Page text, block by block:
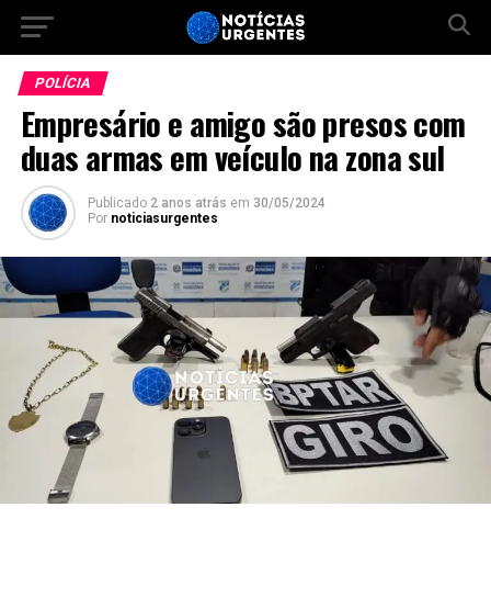
POLÍCIA
Empresário e amigo são presos com
duas armas em veículo na zona sul
Publicado 2 anos atrás em 30/05/2024
Por noticiasurgentes